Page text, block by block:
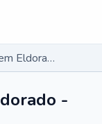
Reumatologista em Eldorado - MS
-